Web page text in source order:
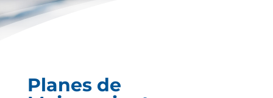
Planes de